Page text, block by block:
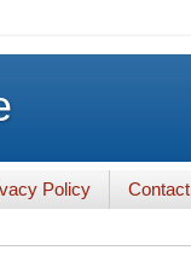
Policy Contact